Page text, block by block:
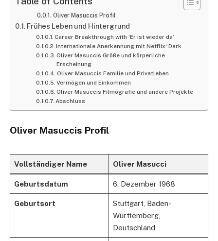
Oliver Masuccis Profil
Frühes Leben und Hintergrund
Career Breakthrough with ‘Er ist wieder da’
Internationale Anerkennung mit Netflix‘ Dark
Oliver Masuccis Größe und körperliche
Erscheinung
Oliver Masuccis Familie und Privatleben
Vermögen und Einkommen
Oliver Masuccis Filmografie und andere Projekte
Abschluss
Oliver Masuccis Profil
Vollständiger Name Oliver Masucci
Geburtsdatum 6. Dezember 1968
Geburtsort
Stuttgart, Baden-
Württemberg,
Deutschland